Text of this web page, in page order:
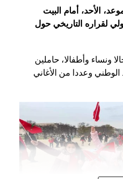
الأحد، أمام البيت
لقراره التاريخي حول
ونساء وأطفالا، حاملين
وعددا من الأغاني